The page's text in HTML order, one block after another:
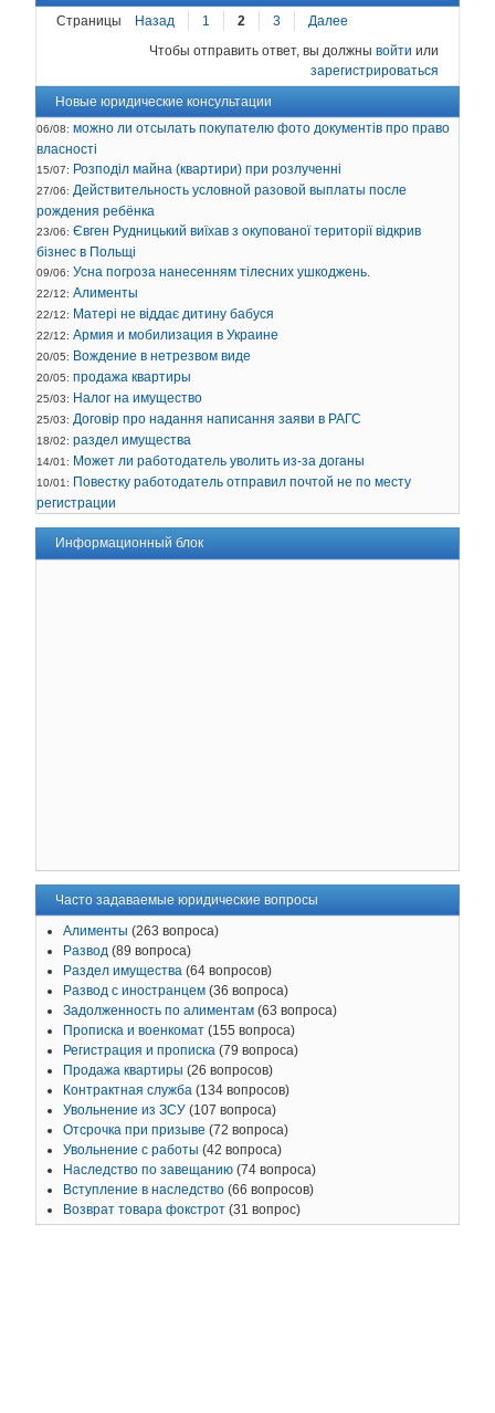
Страницы
Назад 1 2 3
Далее
Чтобы отправить ответ, вы должны войти или
зарегистрироваться
Новые юридические консультации
06/08: можно ли отсылать покупателю фото документів про право
власності
15/07: Розподіл майна (квартири) при розлученні
27/06: Действительность условной разовой выплаты после
рождения ребёнка
23/06: Євген Рудницький виїхав з окупованої території відкрив
бізнес в Польщі
09/06: Усна погроза нанесенням тілесних ушкоджень.
22/12: Алименты
22/12: Матері не віддає дитину бабуся
22/12: Армия и мобилизация в Украине
20/05: Вождение в нетрезвом виде
20/05: продажа квартиры
25/03: Налог на имущество
25/03: Договір про надання написання заяви в РАГС
18/02: раздел имущества
14/01: Может ли работодатель уволить из-за доганы
10/01: Повестку работодатель отправил почтой не по месту
регистрации
Информационный блок
Часто задаваемые юридические вопросы
Алименты (263 вопроса)
Развод (89 вопроса)
Раздел имущества (64 вопросов)
Развод с иностранцем (36 вопроса)
Задолженность по алиментам (63 вопроса)
Прописка и военкомат (155 вопроса)
Регистрация и прописка (79 вопроса)
Продажа квартиры (26 вопросов)
Контрактная служба (134 вопросов)
Увольнение из ЗСУ (107 вопроса)
Отсрочка при призыве (72 вопроса)
Увольнение с работы (42 вопроса)
Наследство по завещанию (74 вопроса)
Вступление в наследство (66 вопросов)
Возврат товара фокстрот (31 вопрос)